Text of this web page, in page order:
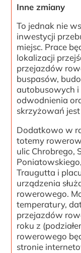
Inne zmiany
To jednak nie
inwestycji
miejsc. Prace
lokalizacji
przejazdów
buspasów,
autobusowych
odwodnienia
skrzyżowań
Dodatkowo w
totemy
ulic Chrobrego,
Traugutta i
urządzenia
rowerowego.
temperatury,
przejazdów
roku z
rowerowego
stronie